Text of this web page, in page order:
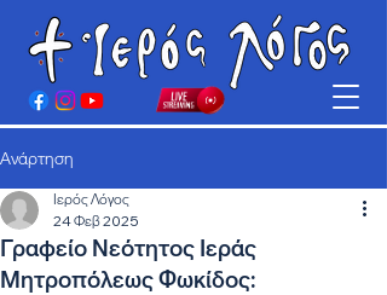
Ανάρτηση
Γραφείο Νεότητος Ιεράς
Μητροπόλεως Φωκίδος:
Ιερός Λόγος
24 Φεβ 2025